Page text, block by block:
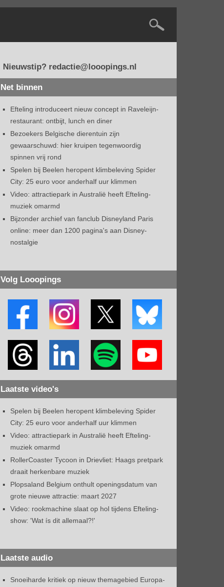
Nieuwstip? redactie@looopings.nl
Net binnen
Efteling introduceert nieuw concept in Raveleijn-
restaurant: ontbijt, lunch en diner
Bezoekers Belgische dierentuin zijn
gewaarschuwd: hier kruipen tegenwoordig
spinnen vrij rond
Spelen bij Beelen heropent klimbeleving Spider
City: 25 euro voor anderhalf uur klimmen
Video: attractiepark in Australië heeft Efteling-
muziek omarmd
Bijzonder archief van fanclub Disneyland Paris
online: meer dan 1200 pagina's aan Disney-
nostalgie
Volg Looopings
Laatste video's
Spelen bij Beelen heropent klimbeleving Spider
City: 25 euro voor anderhalf uur klimmen
Video: attractiepark in Australië heeft Efteling-
muziek omarmd
RollerCoaster Tycoon in Drievliet: Haags pretpark
draait herkenbare muziek
Plopsaland Belgium onthult openingsdatum van
grote nieuwe attractie: maart 2027
Video: rookmachine slaat op hol tijdens Efteling-
show: 'Wat ís dit allemaal?!'
Laatste audio
Snoeiharde kritiek op nieuw themagebied Europa-